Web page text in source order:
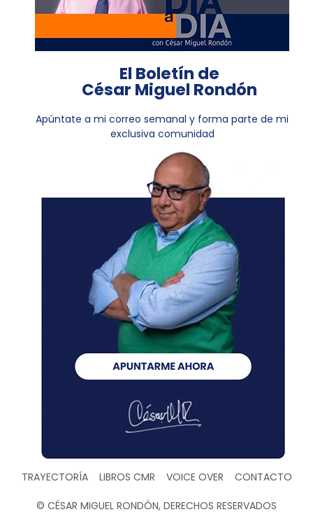
El Boletín de
César Miguel Rondón
Apúntate a mi correo semanal y forma parte de mi
exclusiva comunidad
TRAYECTORÍA LIBROS CMR VOICE OVER CONTACTO
© CÉSAR MIGUEL RONDÓN, DERECHOS RESERVADOS